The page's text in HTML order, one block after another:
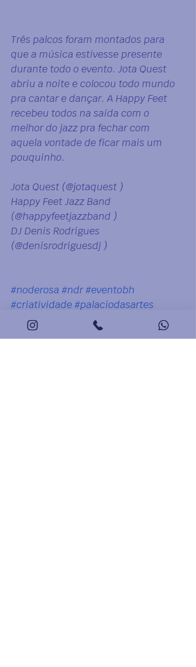
Três palcos foram montados para
que a música estivesse presente
durante todo o evento. Jota Quest
abriu a noite e colocou todo mundo
pra cantar e dançar. A Happy Feet
recebeu todos na saída com o
melhor do jazz pra fechar com
aquela vontade de ficar mais um
pouquinho.
Jota Quest (@jotaquest )
Happy Feet Jazz Band
(@happyfeetjazzband )
DJ Denis Rodrigues
(@denisrodriguesdj )
#noderosa #ndr#eventobh
#criatividade #palaciodasartes
#espetaculos
#showsbh
#expominasbh
#jotaquest